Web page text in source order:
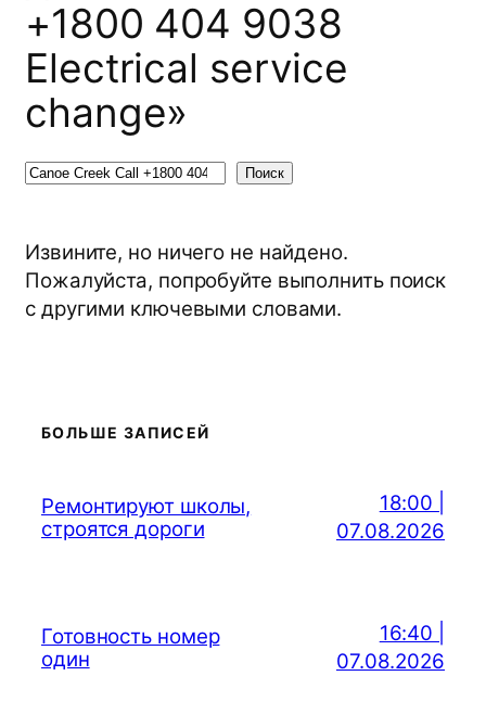
+1800 404 9038
Electrical service
change»
Поиск Поиск
Извините, но ничего не найдено.
Пожалуйста, попробуйте выполнить поиск
с другими ключевыми словами.
БОЛЬШЕ ЗАПИСЕЙ
Ремонтируют школы,
строятся дороги
18:00 |
07.08.2026
Готовность номер
один
16:40 |
07.08.2026